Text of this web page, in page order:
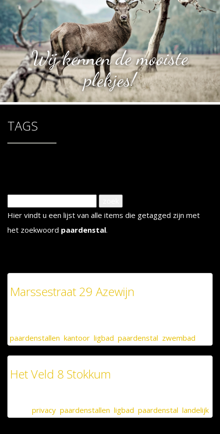
Wij kennen de mooiste
plekjes!
TAGS
Hier vindt u een lijst van alle items die getagged zijn met
het zoekwoord paardenstal.
Marssestraat 29 Azewijn
paardenstallen kantoor ligbad paardenstal zwembad
Het Veld 8 Stokkum
privacy paardenstallen ligbad paardenstal landelijk